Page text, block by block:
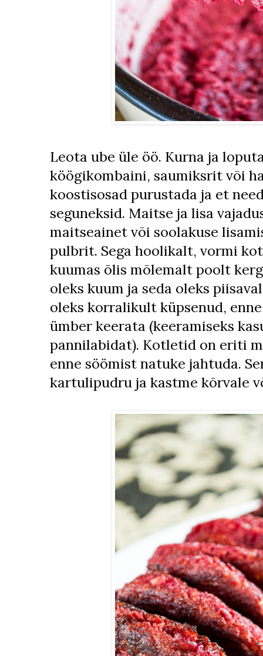
Leota ube üle öö. Kurna ja
köögikombaini, saumiksrit või
koostisosad purustada ja et
seguneksid. Maitse ja lisa
maitseainet või soolakuse
pulbrit. Sega hoolikalt, vormi
kuumas õlis mõlemalt poolt
oleks kuum ja seda oleks
oleks korralikult küpsenud,
ümber keerata (keeramiseks
pannilabidat). Kotletid on eriti
enne söömist natuke jahtuda.
kartulipudru ja kastme kõrvale